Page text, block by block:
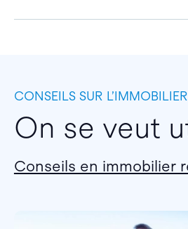
CONSEILS SUR L’IMMOBILIER
On se veut
Conseils en immobilier